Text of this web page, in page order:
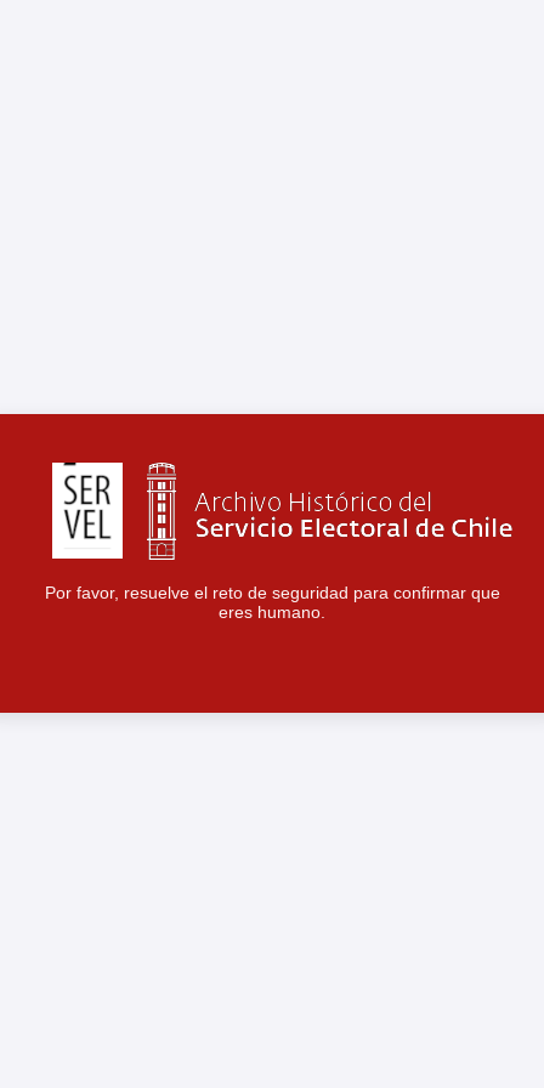
Por favor, resuelve el reto de seguridad para confirmar que
eres humano.